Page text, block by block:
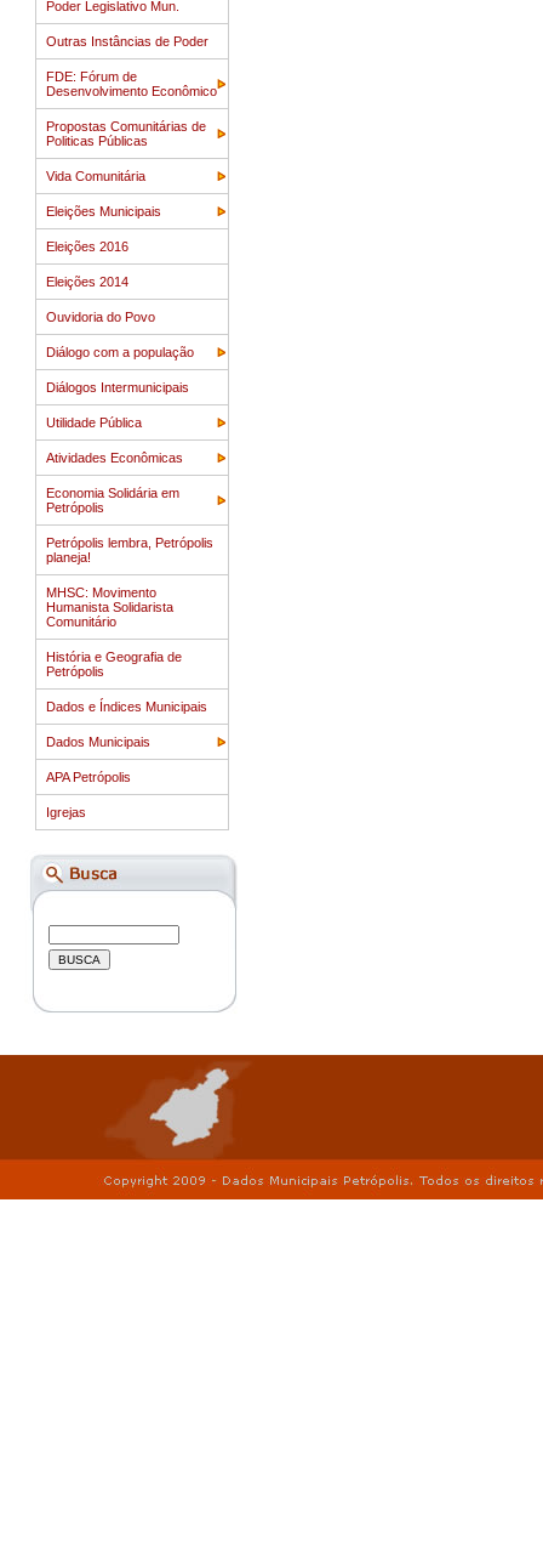
Poder Legislativo Mun.
Outras Instâncias de Poder
FDE: Fórum de
Desenvolvimento Econômico
Propostas Comunitárias de
Politicas Públicas
Vida Comunitária
Eleições Municipais
Eleições 2016
Eleições 2014
Ouvidoria do Povo
Diálogo com a população
Diálogos Intermunicipais
Utilidade Pública
Atividades Econômicas
Economia Solidária em
Petrópolis
Petrópolis lembra, Petrópolis
planeja!
MHSC: Movimento
Humanista Solidarista
Comunitário
História e Geografia de
Petrópolis
Dados e Índices Municipais
Dados Municipais
APA Petrópolis
Igrejas